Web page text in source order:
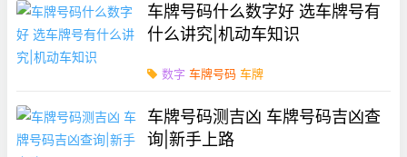
车牌号码什么数字好 选车牌号有
什么讲究|机动车知识
数字 车牌号码 车牌
车牌号码测吉凶 车牌号码吉凶查
询|新手上路